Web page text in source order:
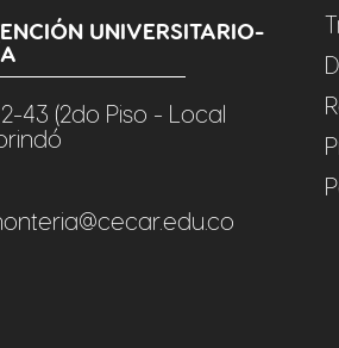
UNIVERSITARIO-
43 (2do Piso - Local